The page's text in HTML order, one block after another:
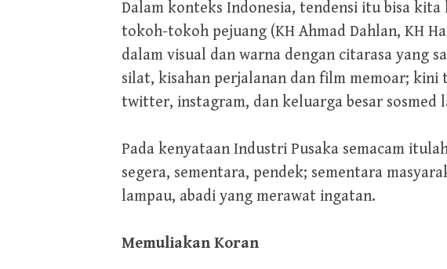
Dalam konteks Indonesia, tendensi itu bisa
tokoh-tokoh pejuang (KH Ahmad Dahlan, KH
dalam visual dan warna dengan citarasa yang
silat, kisahan perjalanan dan film memoar; kini
twitter, instagram, dan keluarga besar sosmed
Pada kenyataan Industri Pusaka semacam
segera, sementara, pendek; sementara
lampau, abadi yang merawat ingatan.
Memuliakan Koran